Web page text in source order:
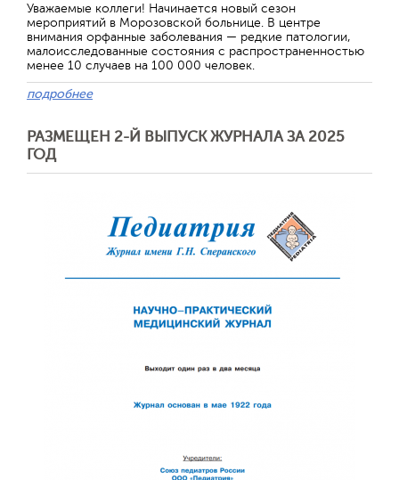
Уважаемые коллеги! Начинается новый сезон
мероприятий в Морозовской больнице. В центре
внимания орфанные заболевания — редкие патологии,
малоисследованные состояния с распространенностью
менее 10 случаев на 100 000 человек.
подробнее
РАЗМЕЩЕН 2-Й ВЫПУСК ЖУРНАЛА ЗА 2025
ГОД